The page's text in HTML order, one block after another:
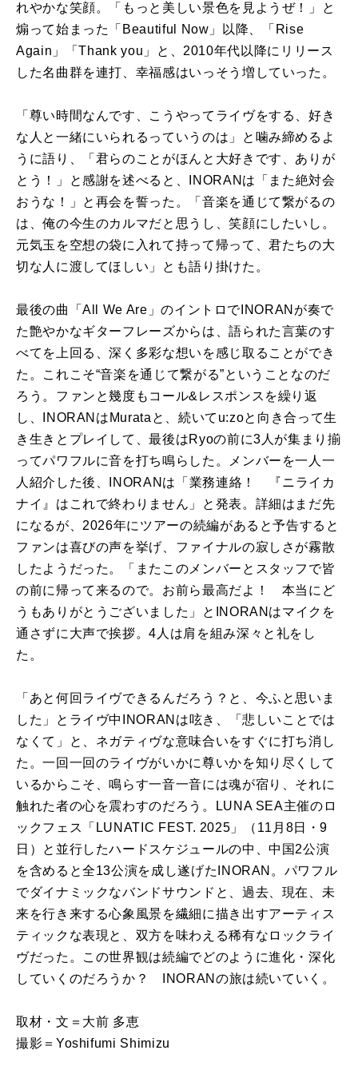
れやかな笑顔。「もっと美しい景色を見ようぜ！」と
煽って始まった「Beautiful Now」以降、「Rise
Again」「Thank you」と、2010年代以降にリリース
した名曲群を連打、幸福感はいっそう増していった。
「尊い時間なんです、こうやってライヴをする、好き
な人と一緒にいられるっていうのは」と噛み締めるよ
うに語り、「君らのことがほんと大好きです、ありが
とう！」と感謝を述べると、INORANは「また絶対会
おうな！」と再会を誓った。「音楽を通じて繋がるの
は、俺の今生のカルマだと思うし、笑顔にしたいし。
元気玉を空想の袋に入れて持って帰って、君たちの大
切な人に渡してほしい」とも語り掛けた。
最後の曲「All We Are」のイントロでINORANが奏で
た艶やかなギターフレーズからは、語られた言葉のす
べてを上回る、深く多彩な想いを感じ取ることができ
た。これこそ“音楽を通じて繋がる”ということなのだ
ろう。ファンと幾度もコール&レスポンスを繰り返
し、INORANはMurataと、続いてu:zoと向き合って生
き生きとプレイして、最後はRyoの前に3人が集まり揃
ってパワフルに音を打ち鳴らした。メンバーを一人一
人紹介した後、INORANは「業務連絡！ 『ニライカ
ナイ』はこれで終わりません」と発表。詳細はまだ先
になるが、2026年にツアーの続編があると予告すると
ファンは喜びの声を挙げ、ファイナルの寂しさが霧散
したようだった。「またこのメンバーとスタッフで皆
の前に帰って来るので。お前ら最高だよ！ 本当にど
うもありがとうございました」とINORANはマイクを
通さずに大声で挨拶。4人は肩を組み深々と礼をし
た。
「あと何回ライヴできるんだろう？と、今ふと思いま
した」とライヴ中INORANは呟き、「悲しいことでは
なくて」と、ネガティヴな意味合いをすぐに打ち消し
た。一回一回のライヴがいかに尊いかを知り尽くして
いるからこそ、鳴らす一音一音には魂が宿り、それに
触れた者の心を震わすのだろう。LUNA SEA主催のロ
ックフェス「LUNATIC FEST. 2025」（11月8日・9
日）と並行したハードスケジュールの中、中国2公演
を含めると全13公演を成し遂げたINORAN。パワフル
でダイナミックなバンドサウンドと、過去、現在、未
来を行き来する心象風景を繊細に描き出すアーティス
ティックな表現と、双方を味わえる稀有なロックライ
ヴだった。この世界観は続編でどのように進化・深化
していくのだろうか？ INORANの旅は続いていく。
取材・文＝大前 多恵
撮影＝Yoshifumi Shimizu